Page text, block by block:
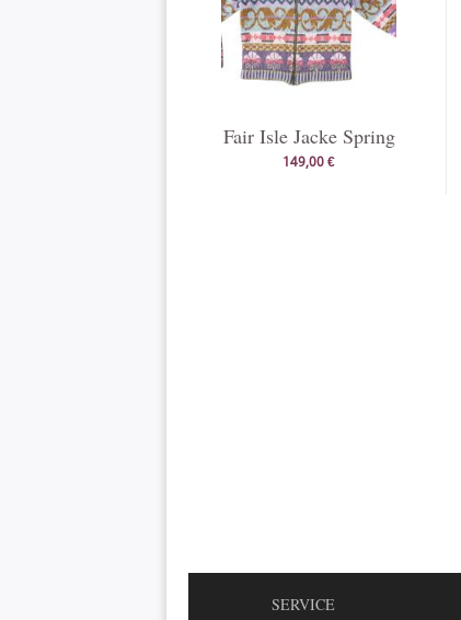
Fair Isle Jacke Spring
149,00 €
SERVICE